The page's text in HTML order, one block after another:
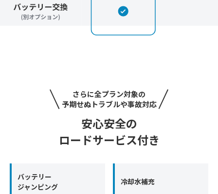
さらに全プラン対象の
予期せぬトラブルや事故対応
安心安全の
ロードサービス付き
バッテリー
ジャンピング
冷却水補充